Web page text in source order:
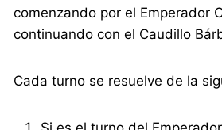
comenzando por el Emperador
continuando con el Caudillo
Cada turno se resuelve de la